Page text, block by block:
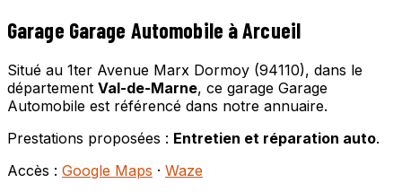
Garage Garage Automobile à Arcueil
Situé au 1ter Avenue Marx Dormoy (94110), dans le
département Val-de-Marne, ce garage Garage
Automobile est référencé dans notre annuaire.
Prestations proposées : Entretien et réparation auto.
Accès : Google Maps · Waze